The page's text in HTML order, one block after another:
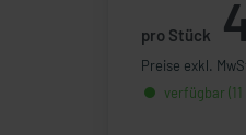
pro Stück
Preise exkl.
verfügbar